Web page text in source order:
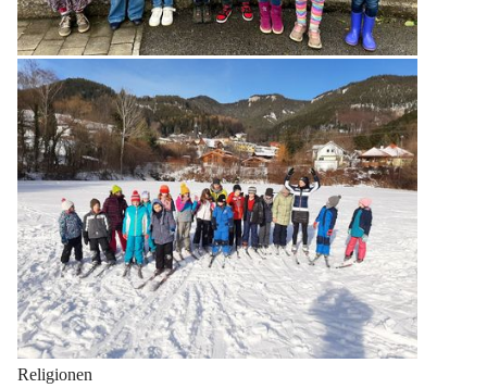
Religionen